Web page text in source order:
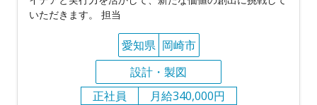
いただきます。 担当
愛知県 岡崎市
設計・製図
正社員
月給340,000円